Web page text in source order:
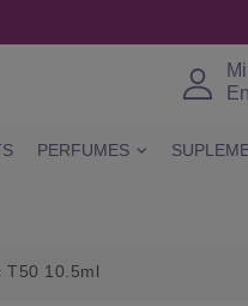
PERFUMES
T50 10.5ml